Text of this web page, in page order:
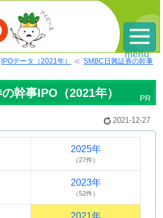
IPOデータ（2021年）
SMBC日興証券の幹事
幹事IPO（2021年）
2021-12-27
2025年
（27件）
2023年
（52件）
2021年
menu